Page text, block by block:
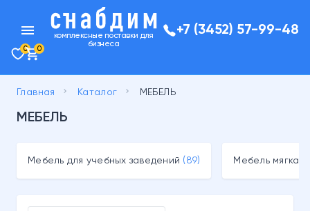
menu
комплексные поставки для
бизнеса
+7 (3452) 57-99-48
0 0
Главная keyboard_arrow_right Каталог keyboard_arrow_right МЕБЕЛЬ
МЕБЕЛЬ
Мебель для учебных заведений (89) Мебель мягкая